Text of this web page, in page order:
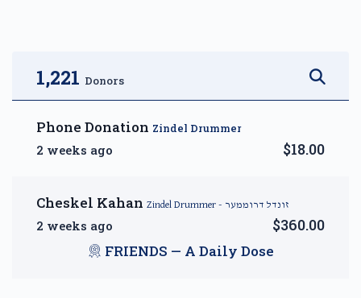
Oizer & Chayala Rubin
$7,207 79
Yakov Hersh & Zeldy Tabak
1,221 Donors
Phone Donation Zindel Drummer
2 weeks ago $18.00
Cheskel Kahan Zindel Drummer - זונדל דרוממער
2 weeks ago $360.00
FRIENDS — A Daily Dose